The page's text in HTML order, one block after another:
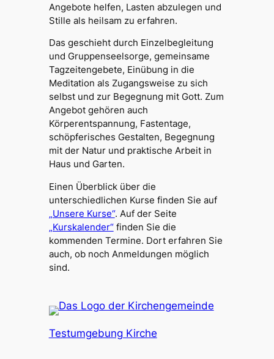
Angebote helfen, Lasten abzulegen und
Stille als heilsam zu erfahren.
Das geschieht durch Einzelbegleitung
und Gruppenseelsorge, gemeinsame
Tagzeitengebete, Einübung in die
Meditation als Zugangsweise zu sich
selbst und zur Begegnung mit Gott. Zum
Angebot gehören auch
Körperentspannung, Fastentage,
schöpferisches Gestalten, Begegnung
mit der Natur und praktische Arbeit in
Haus und Garten.
Einen Überblick über die
unterschiedlichen Kurse finden Sie auf
„Unsere Kurse“. Auf der Seite
„Kurskalender“finden Sie die
kommenden Termine. Dort erfahren Sie
auch, ob noch Anmeldungen möglich
sind.
Testumgebung Kirche